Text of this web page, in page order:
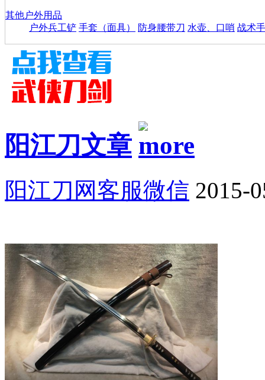
其他户外用品
户外兵工铲 手套（面具） 防身腰带刀 水壶、口哨 战术
阳江刀文章
阳江刀网客服微信 2015-